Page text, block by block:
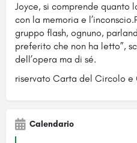
Joyce, si comprende quanto
con la memoria e
gruppo flash, ognuno,
preferito che non ha letto”,
dell’opera ma di sé.
riservato Carta del Circolo e
Calendario